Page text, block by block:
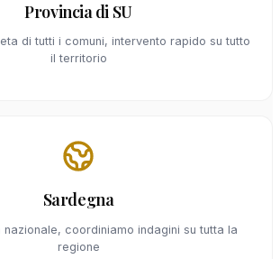
Provincia di SU
di tutti i comuni, intervento rapido su tutto
il territorio
Sardegna
nazionale, coordiniamo indagini su tutta la
regione